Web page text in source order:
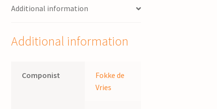
:
Vries
Henk
Additional information
Additional information
Componist
Fokke de
Vries